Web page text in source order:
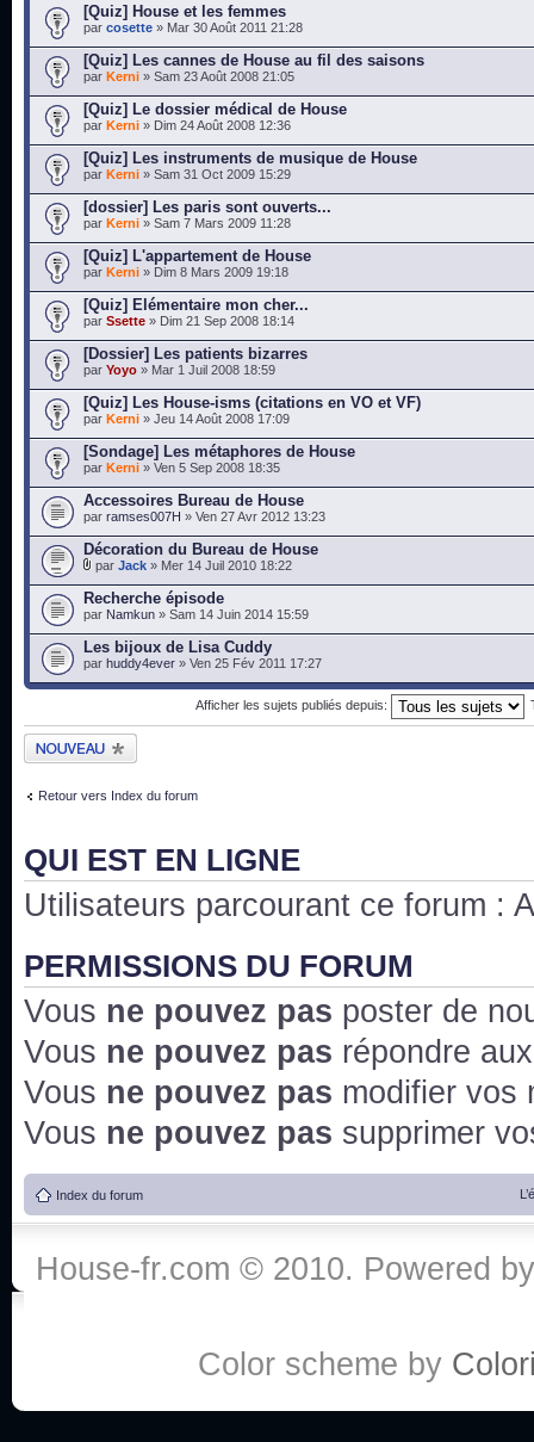
[Quiz] House et les femmes
par cosette » Mar 30 Août 2011 21:28
[Quiz] Les cannes de House au fil des saisons
par Kerni » Sam 23 Août 2008 21:05
[Quiz] Le dossier médical de House
par Kerni » Dim 24 Août 2008 12:36
[Quiz] Les instruments de musique de House
par Kerni » Sam 31 Oct 2009 15:29
[dossier] Les paris sont ouverts...
par Kerni » Sam 7 Mars 2009 11:28
[Quiz] L'appartement de House
par Kerni » Dim 8 Mars 2009 19:18
[Quiz] Elémentaire mon cher...
par Ssette » Dim 21 Sep 2008 18:14
[Dossier] Les patients bizarres
par Yoyo » Mar 1 Juil 2008 18:59
[Quiz] Les House-isms (citations en VO et VF)
par Kerni » Jeu 14 Août 2008 17:09
[Sondage] Les métaphores de House
par Kerni » Ven 5 Sep 2008 18:35
Accessoires Bureau de House
par ramses007H » Ven 27 Avr 2012 13:23
Décoration du Bureau de House
par Jack » Mer 14 Juil 2010 18:22
Recherche épisode
par Namkun » Sam 14 Juin 2014 15:59
Les bijoux de Lisa Cuddy
par huddy4ever » Ven 25 Fév 2011 17:27
Afficher les sujets publiés depuis:
Publier un nouveau
sujet
Retour vers Index du forum
QUI EST EN LIGNE
Utilisateurs parcourant ce forum :
PERMISSIONS DU FORUM
Vous ne pouvez pas poster de
Vous ne pouvez pas répondre
Vous ne pouvez pas modifier vos
Vous ne pouvez pas supprimer
Index du forum
House-fr.com © 2010. Powered
Color scheme by